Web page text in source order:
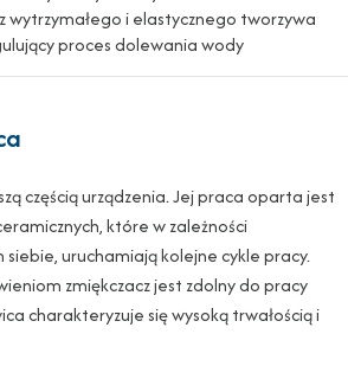
wytrzymałego i elastycznego tworzywa
proces dolewania wody
częścią urządzenia. Jej praca oparta jest
które w zależności
uruchamiają kolejne cykle pracy.
zmiękczacz jest zdolny do pracy
charakteryzuje się wysoką trwałością i